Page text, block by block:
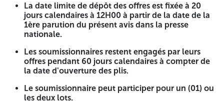
A N'OUVRIR QUE PAR LE COMMISSION D'OUVERTURE
DES PLIS ET EVALUATION DES OFFRES-
La date limite de dépôt des offres est fixée à 20 jours
parution du présent avis dans la presse nationale.
Les soumissionnaires restent engagés par leurs offres
pendant 60 jours calendaires à compter de la date
d'ouverture des plis.
La date limite de dépôt des offres est fixée à 20
jours calendaires à 12H00 à partir de la date de la
1ère parution du présent avis dans la presse
nationale.
Les soumissionnaires restent engagés par leurs
offres pendant 60 jours calendaires à compter de
la date d'ouverture des plis.
Le soumissionnaire peut participer pour un (01) ou
les deux lots.